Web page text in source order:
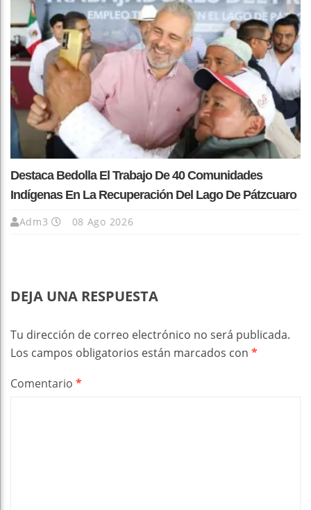
Destaca Bedolla El Trabajo De 40 Comunidades
Indígenas En La Recuperación Del Lago De Pátzcuaro
Adm3 08 Ago 2026
DEJA UNA RESPUESTA
Tu dirección de correo electrónico no será publicada.
Los campos obligatorios están marcados con *
Comentario *